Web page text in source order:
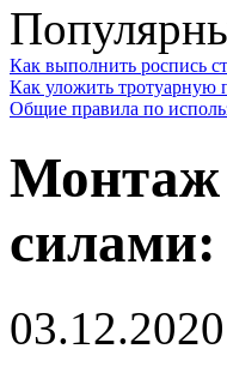
Как выполнить роспись
Как уложить тротуарную
Общие правила по
Монтаж
03.12.2020